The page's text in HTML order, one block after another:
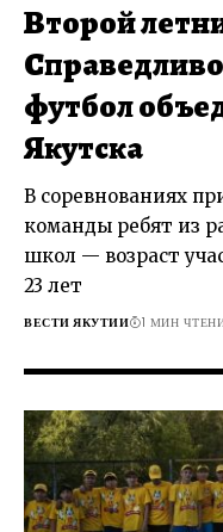
Второй
футбол
Якутска
В соревнованиях
команды ребят из
школ — возраст
23 лет
ВЕСТИ ЯКУТИИ 1 МИН